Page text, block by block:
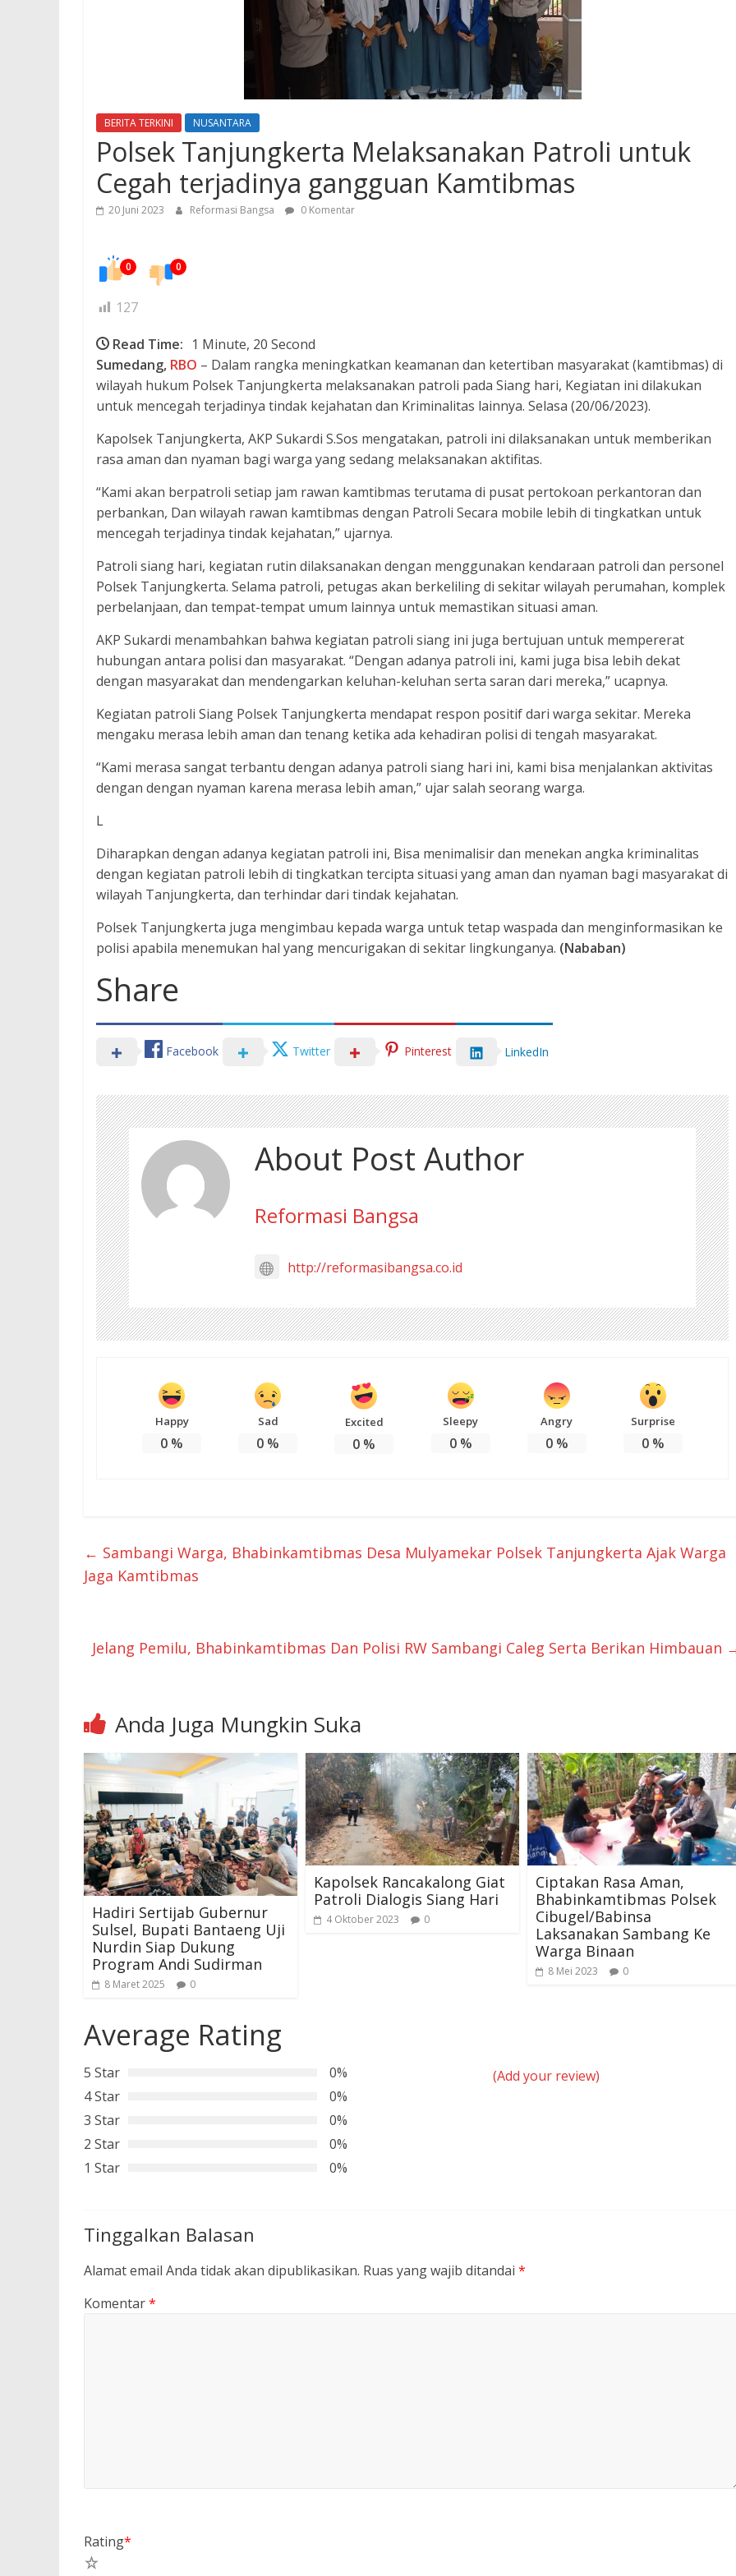
BERITA TERKINI NUSANTARA
Polsek Tanjungkerta Melaksanakan Patroli untuk
Cegah terjadinya gangguan Kamtibmas
20 Juni 2023 Reformasi Bangsa 0 Komentar
0 0
127
Read Time: 1 Minute, 20 Second
Sumedang, RBO – Dalam rangka meningkatkan keamanan dan ketertiban masyarakat (kamtibmas) di
wilayah hukum Polsek Tanjungkerta melaksanakan patroli pada Siang hari, Kegiatan ini dilakukan
untuk mencegah terjadinya tindak kejahatan dan Kriminalitas lainnya. Selasa (20/06/2023).
Kapolsek Tanjungkerta, AKP Sukardi S.Sos mengatakan, patroli ini dilaksanakan untuk memberikan
rasa aman dan nyaman bagi warga yang sedang melaksanakan aktifitas.
“Kami akan berpatroli setiap jam rawan kamtibmas terutama di pusat pertokoan perkantoran dan
perbankan, Dan wilayah rawan kamtibmas dengan Patroli Secara mobile lebih di tingkatkan untuk
mencegah terjadinya tindak kejahatan,” ujarnya.
Patroli siang hari, kegiatan rutin dilaksanakan dengan menggunakan kendaraan patroli dan personel
Polsek Tanjungkerta. Selama patroli, petugas akan berkeliling di sekitar wilayah perumahan, komplek
perbelanjaan, dan tempat-tempat umum lainnya untuk memastikan situasi aman.
AKP Sukardi menambahkan bahwa kegiatan patroli siang ini juga bertujuan untuk mempererat
hubungan antara polisi dan masyarakat. “Dengan adanya patroli ini, kami juga bisa lebih dekat
dengan masyarakat dan mendengarkan keluhan-keluhan serta saran dari mereka,” ucapnya.
Kegiatan patroli Siang Polsek Tanjungkerta mendapat respon positif dari warga sekitar. Mereka
mengaku merasa lebih aman dan tenang ketika ada kehadiran polisi di tengah masyarakat.
“Kami merasa sangat terbantu dengan adanya patroli siang hari ini, kami bisa menjalankan aktivitas
dengan dengan nyaman karena merasa lebih aman,” ujar salah seorang warga.
L
Diharapkan dengan adanya kegiatan patroli ini, Bisa menimalisir dan menekan angka kriminalitas
dengan kegiatan patroli lebih di tingkatkan tercipta situasi yang aman dan nyaman bagi masyarakat di
wilayah Tanjungkerta, dan terhindar dari tindak kejahatan.
Polsek Tanjungkerta juga mengimbau kepada warga untuk tetap waspada dan menginformasikan ke
polisi apabila menemukan hal yang mencurigakan di sekitar lingkunganya. (Nababan)
Share
Facebook Twitter Pinterest LinkedIn
About Post Author
Reformasi Bangsa
http://reformasibangsa.co.id
Happy
0 %
Sad
0 %
Excited
0 %
Sleepy
0%
Angry
0%
Surprise
0%
← Sambangi Warga, Bhabinkamtibmas Desa Mulyamekar Polsek Tanjungkerta Ajak Warga
Jaga Kamtibmas
Jelang Pemilu, Bhabinkamtibmas Dan Polisi RW Sambangi Caleg Serta Berikan Himbauan
Anda Juga Mungkin Suka
Hadiri Sertijab Gubernur
Sulsel, Bupati Bantaeng Uji
Nurdin Siap Dukung
Program Andi Sudirman
8 Maret 2025 0
Kapolsek Rancakalong Giat
Patroli Dialogis Siang Hari
4 Oktober 2023 0
Ciptakan Rasa Aman,
Bhabinkamtibmas Polsek
Cibugel/Babinsa
Laksanakan Sambang Ke
Warga Binaan
8 Mei 2023 0
Average Rating
5 Star
0%
4 Star
0%
3 Star
0%
2 Star
0%
1 Star
0%
(Add your review)
Tinggalkan Balasan
Alamat email Anda tidak akan dipublikasikan. Ruas yang wajib ditandai *
Komentar*
Rating*